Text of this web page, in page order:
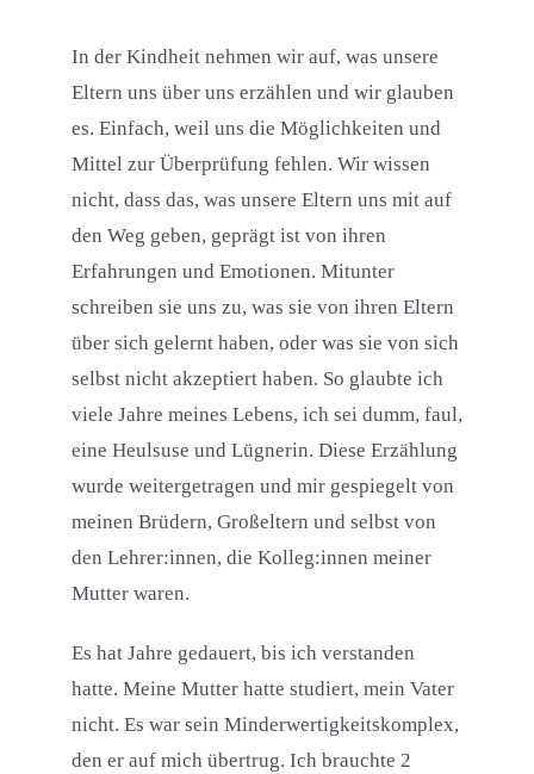
In der Kindheit nehmen wir auf, was unsere
Eltern uns über uns erzählen und wir glauben
es. Einfach, weil uns die Möglichkeiten und
Mittel zur Überprüfung fehlen. Wir wissen
nicht, dass das, was unsere Eltern uns mit auf
den Weg geben, geprägt ist von ihren
Erfahrungen und Emotionen. Mitunter
schreiben sie uns zu, was sie von ihren Eltern
über sich gelernt haben, oder was sie von sich
selbst nicht akzeptiert haben. So glaubte ich
viele Jahre meines Lebens, ich sei dumm, faul,
eine Heulsuse und Lügnerin. Diese Erzählung
wurde weitergetragen und mir gespiegelt von
meinen Brüdern, Großeltern und selbst von
den Lehrer:innen, die Kolleg:innen meiner
Mutter waren.
Es hat Jahre gedauert, bis ich verstanden
hatte. Meine Mutter hatte studiert, mein Vater
nicht. Es war sein Minderwertigkeitskomplex,
den er auf mich übertrug. Ich brauchte 2